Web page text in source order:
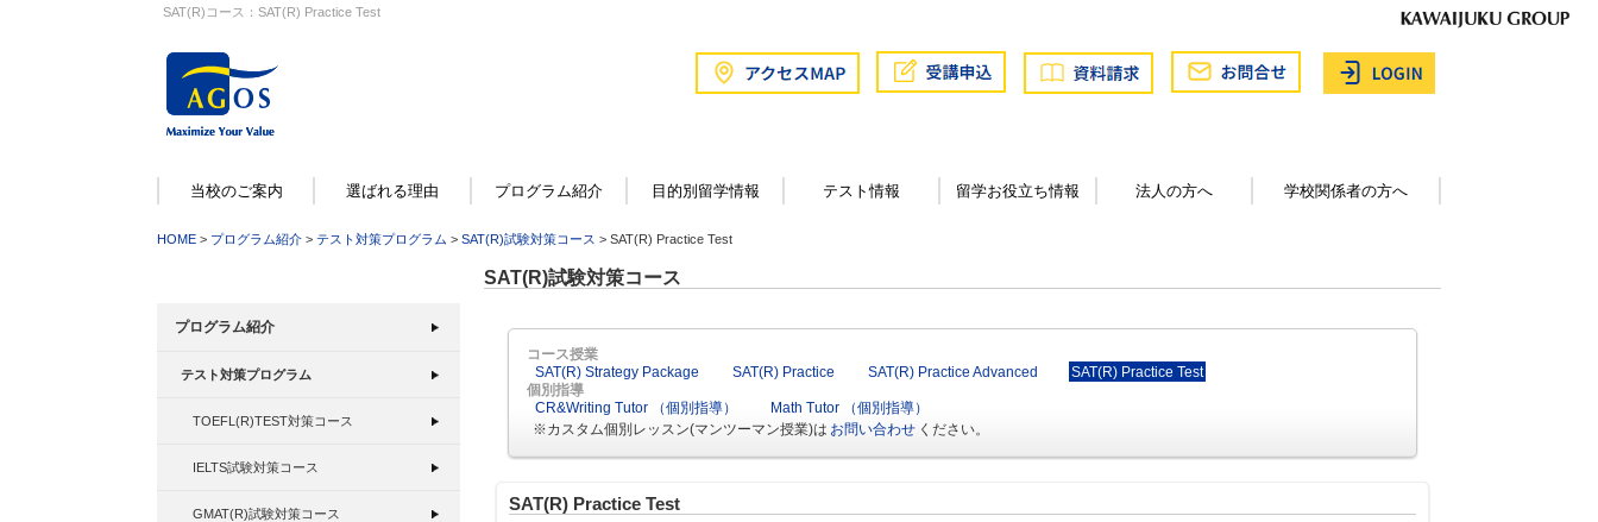
SAT(R)コース：SAT(R) Practice Test
当校のご案内 選ばれる理由 プログラム紹介 目的別留学情報 テスト情報 留学お役立ち情報 法人の方へ 学校関係者の方へ
HOME > プログラム紹介 > テスト対策プログラム > SAT(R)試験対策コース > SAT(R) Practice Test
プログラム紹介
テスト対策プログラム
TOEFL(R)TEST対策コース
IELTS試験対策コース
GMAT(R)試験対策コース
SAT(R)試験対策コース
コース授業
SAT(R) Strategy Package
SAT(R) Practice SAT(R) Practice Advanced
SAT(R) Practice Test
個別指導
CR&Writing Tutor （個別指導）
Math Tutor （個別指導）
※カスタム個別レッスン(マンツーマン授業)は お問い合わせ ください。
SAT(R) Practice Test